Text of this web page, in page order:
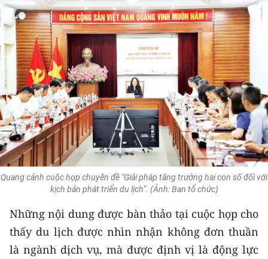
THẾ GIỚI
THỂ THAO
GIÁO DỤC
Y TẾ
KHOA HỌC - CÔNG NGHỆ
MÔI TRƯỜNG
BẠN ĐỌC
KIỂM CHỨNG THÔNG TIN
TRI THỨC CHUYÊN SÂU
Quang cảnh cuộc họp chuyên đề "Giải pháp tăng trưởng hai con số đối với
kịch bản phát triển du lịch”. (Ảnh: Ban tổ chức)
Những nội dung được bàn thảo tại cuộc họp cho
thấy du lịch được nhìn nhận không đơn thuần
là ngành dịch vụ, mà được định vị là động lực